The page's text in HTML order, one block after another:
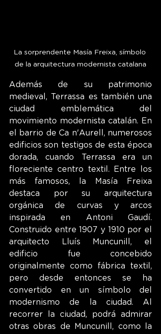
La sorprendente Masía Freixa, símbolo
de la arquitectura modernista catalana
Además de su patrimonio
medieval, Terrassa es también una
ciudad emblemática del
movimiento modernista catalán. En
el barrio de Ca n'Aurell, numerosos
edificios son testigos de esta época
dorada, cuando Terrassa era un
floreciente centro textil. Entre los
más famosos, la Masía Freixa
destaca por su arquitectura
orgánica de curvas y arcos
inspirada en Antoni Gaudí.
Construido entre 1907 y 1910 por el
arquitecto Lluís Muncunill, el
edificio fue concebido
originalmente como fábrica textil,
pero desde entonces se ha
convertido en un símbolo del
modernismo de la ciudad. Al
recorrer la ciudad, podrá admirar
otras obras de Muncunill, como la